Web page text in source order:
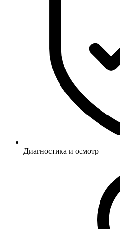
Диагностика и осмотр